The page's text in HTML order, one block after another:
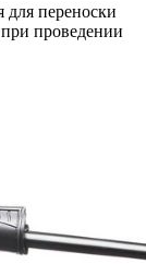
для переноски
проведении